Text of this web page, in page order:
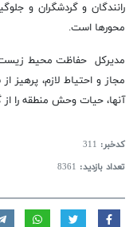
رانندگان و گردشگران و
محور‌ها است.
مدیرکل حفاظت محیط زیست
مجاز و احتیاط لازم،
آنها، حیات وحش منطقه را
کدخبر: 311
تعداد بازدید: 8361